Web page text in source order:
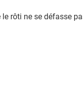
rôti ne se défasse